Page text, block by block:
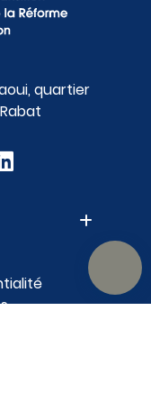
quartier